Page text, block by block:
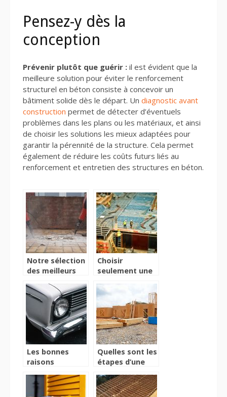
Pensez-y dès la
conception
Prévenir plutôt que guérir : il est évident que la
meilleure solution pour éviter le renforcement
structurel en béton consiste à concevoir un
bâtiment solide dès le départ. Un diagnostic avant
construction permet de détecter d’éventuels
problèmes dans les plans ou les matériaux, et ainsi
de choisir les solutions les mieux adaptées pour
garantir la pérennité de la structure. Cela permet
également de réduire les coûts futurs liés au
renforcement et entretien des structures en béton.
Notre sélection
des meilleurs
piqueurs
Choisir
seulement une
professionnelle
pour ses
travaux de
construction
Les bonnes
raisons
plateau
tournant pour
Quelles sont les
étapes d’une